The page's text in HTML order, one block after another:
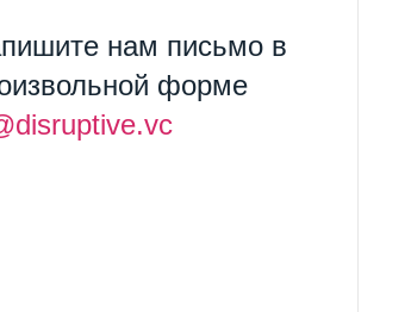
нам письмо в
форме